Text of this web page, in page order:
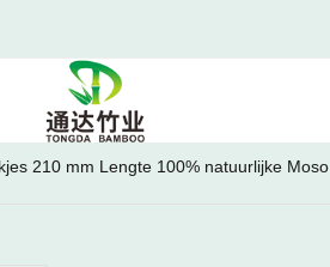
210 mm Lengte 100% natuurlijke